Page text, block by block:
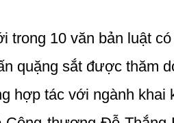
trong 10 văn bản luật
quặng sắt được thăm
hợp tác với ngành khai